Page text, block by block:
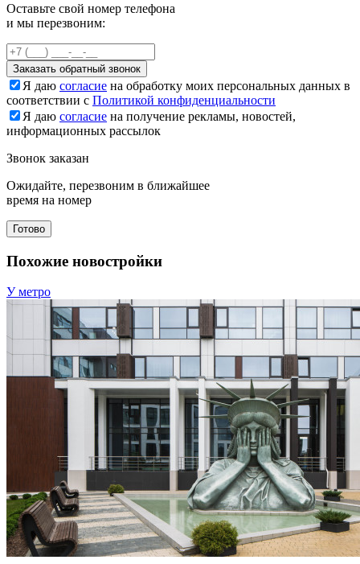
Оставьте свой номер телефона
и мы перезвоним:
Заказать обратный звонок
Я даю согласие на обработку моих персональных данных в
соответствии с Политикой конфиденциальности
Я даю согласие на получение рекламы, новостей,
информационных рассылок
Звонок заказан
Ожидайте, перезвоним в ближайшее
время на номер
Готово
Похожие новостройки
У метро